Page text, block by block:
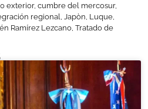
exterior, cumbre del mercosur,
regional Japòn Luque
Ramírez Lezcano Tratado de